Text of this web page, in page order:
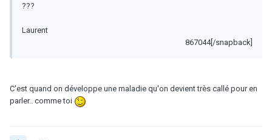
???
Laurent
867044[/snapback]
C'est quand on développe une maladie qu'on devient très callé pour en
parler.. comme toi